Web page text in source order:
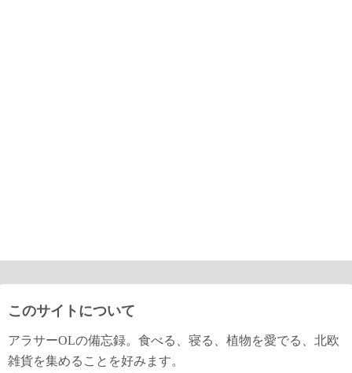
このサイトについて
アラサーOLの備忘録。食べる、寝る、植物を愛でる、北欧
雑貨を集めることを好みます。